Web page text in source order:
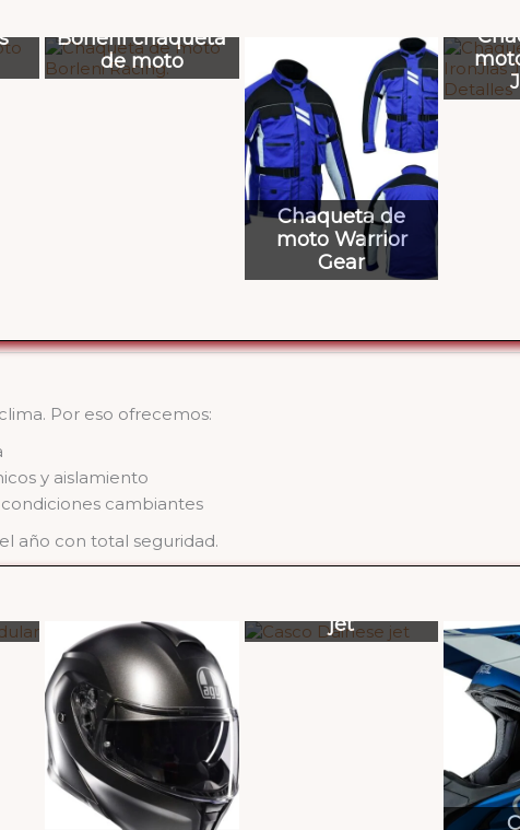
Borleni chaqueta
de moto
Chaqueta de
moto Warrior
Gear
Por eso ofrecemos:
y aislamiento
cambiantes
año con total seguridad.
jet